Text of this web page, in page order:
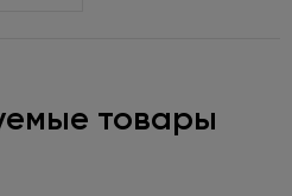
товары